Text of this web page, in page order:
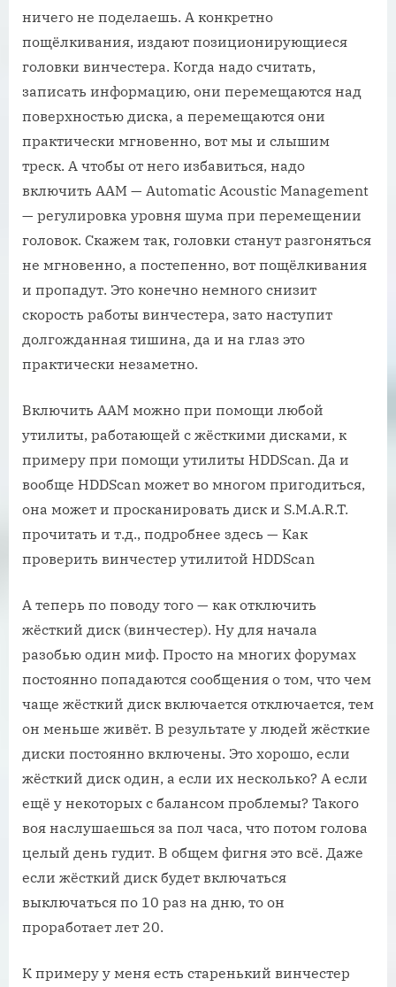
ничего не поделаешь. А конкретно
пощёлкивания, издают позиционирующиеся
головки винчестера. Когда надо считать,
записать информацию, они перемещаются над
поверхностью диска, а перемещаются они
практически мгновенно, вот мы и слышим
треск. А чтобы от него избавиться, надо
включить AAM — Automatic Acoustic Management
— регулировка уровня шума при перемещении
головок. Скажем так, головки станут разгоняться
не мгновенно, а постепенно, вот пощёлкивания
и пропадут. Это конечно немного снизит
скорость работы винчестера, зато наступит
долгожданная тишина, да и на глаз это
практически незаметно.
Включить AAM можно при помощи любой
утилиты, работающей с жёсткими дисками, к
примеру при помощи утилиты HDDScan. Да и
вообще HDDScan может во многом пригодиться,
она может и просканировать диск и S.M.A.R.T.
прочитать и т.д., подробнее здесь — Как
проверить винчестер утилитой HDDScan
А теперь по поводу того — как отключить
жёсткий диск (винчестер). Ну для начала
разобью один миф. Просто на многих форумах
постоянно попадаются сообщения о том, что чем
чаще жёсткий диск включается отключается, тем
он меньше живёт. В результате у людей жёсткие
диски постоянно включены. Это хорошо, если
жёсткий диск один, а если их несколько? А если
ещё у некоторых с балансом проблемы? Такого
воя наслушаешься за пол часа, что потом голова
целый день гудит. В общем фигня это всё. Даже
если жёсткий диск будет включаться
выключаться по 10 раз на дню, то он
проработает лет 20.
К примеру у меня есть старенький винчестер